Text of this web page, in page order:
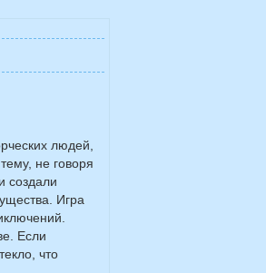
людей,
не говоря
создали
Игра
Если
что